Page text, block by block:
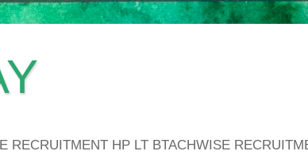
HP LT BTACHWISE